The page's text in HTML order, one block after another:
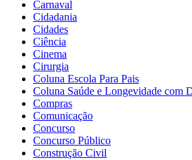
Carnaval
Cidadania
Cidades
Ciência
Cinema
Cirurgia
Coluna Escola Para Pais
Coluna Saúde e Longevidade com
Compras
Comunicação
Concurso
Concurso Público
Construção Civil